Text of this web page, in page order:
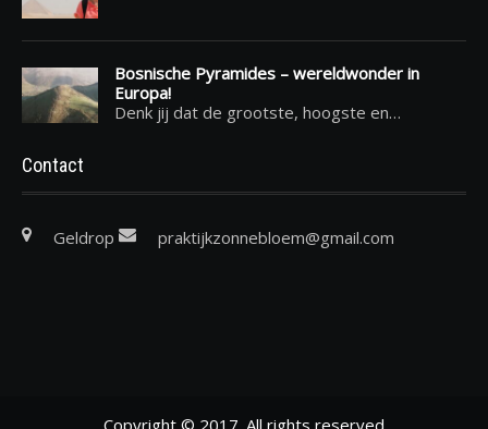
Bosnische Pyramides – wereldwonder in
Europa!
Denk jij dat de grootste, hoogste en…
Contact
Geldrop praktijkzonnebloem@gmail.com
Copyright © 2017. All rights reserved